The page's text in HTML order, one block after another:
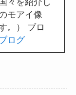
モアイ像
。） ブロ
ログ